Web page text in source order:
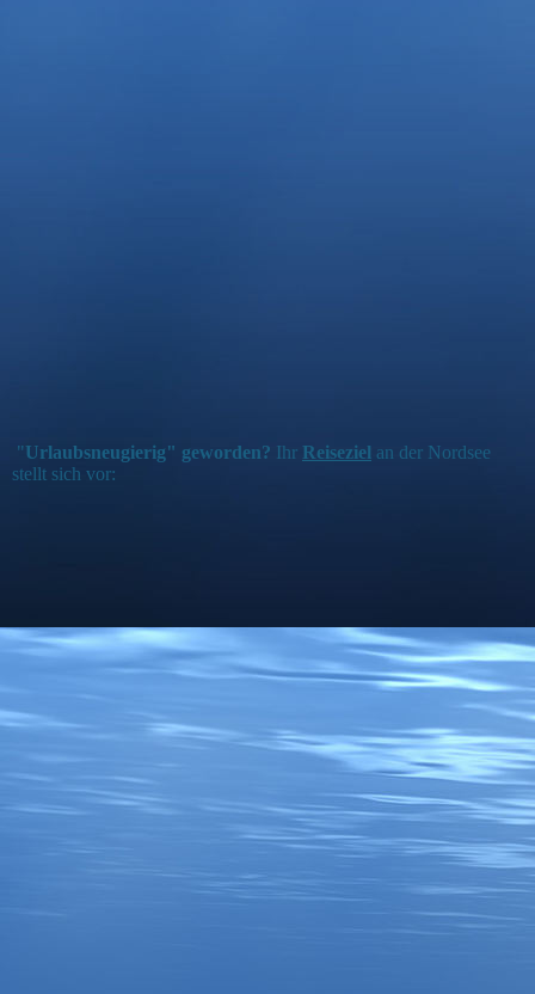
"Urlaubsneugierig" geworden? Ihr Reiseziel an der Nordsee
stellt sich vor: